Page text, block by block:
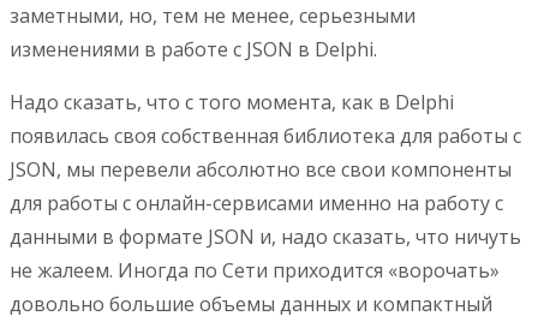
заметными, но, тем не менее, серьезными
изменениями в работе с JSON в Delphi.
Надо сказать, что с того момента, как в Delphi
появилась своя собственная библиотека для работы с
JSON, мы перевели абсолютно все свои компоненты
для работы с онлайн-сервисами именно на работу с
данными в формате JSON и, надо сказать, что ничуть
не жалеем. Иногда по Сети приходится «ворочать»
довольно большие объемы данных и компактный